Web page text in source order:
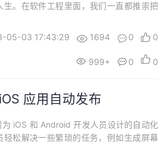
生。在软件工程里面，我们一直都推崇把
，appuploader类似于Fastlane。这个
1w 多的start量，得到了广大...
05-03 17:43:29 1694 0 0
999+ 0 0
应用自动发布
iOS 和 Android 开发人员设计的自动化
轻松解决一些繁琐的任务，例如生成屏幕